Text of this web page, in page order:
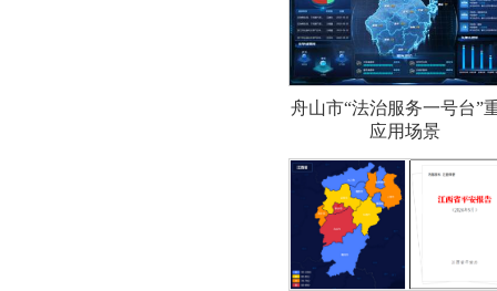
舟山市“法治服务一号台”
应用场景